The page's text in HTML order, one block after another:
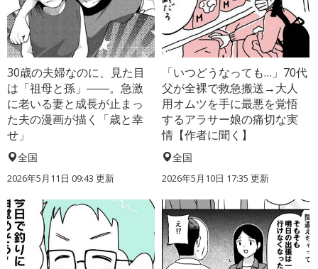
30歳の夫婦なのに、見た目
は「祖母と孫」――。急激
に老いる妻と成長が止まっ
た夫の漫画が描く「歳と幸
せ」
全国
2026年5月11日 09:43 更新
「いつどうなっても…」70代
父が全裸で救急搬送→大人
用オムツを手に最悪を覚悟
するアラサー娘の痛切な実
情【作者に聞く】
全国
2026年5月10日 17:35 更新